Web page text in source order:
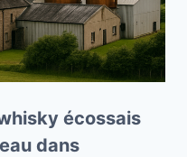
écossais
dans